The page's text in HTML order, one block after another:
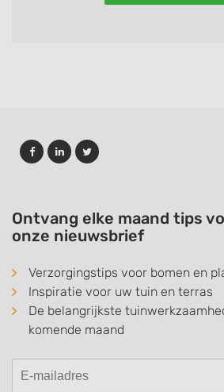
Ontvang elke maand tips
onze nieuwsbrief
Verzorgingstips voor bomen en
Inspiratie voor uw tuin en terras
De belangrijkste
komende maand